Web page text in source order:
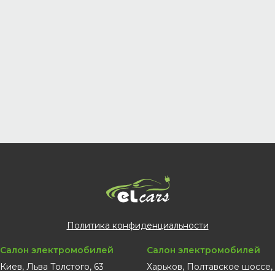
Политика конфиденциальности
Салон электромобилей
Киев, Льва Толстого, 63
Салон электромобилей
Харьков, Полтавское шоссе,